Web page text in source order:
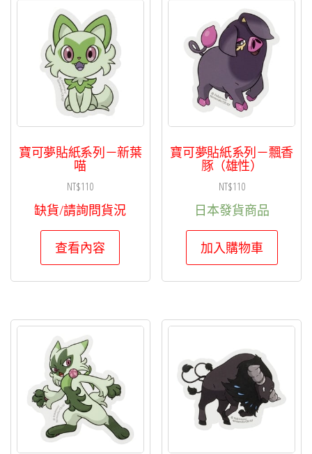
寶可夢貼紙系列－新葉
喵
NT$110
缺貨/請詢問貨況
查看內容
寶可夢貼紙系列－飄香
豚（雄性）
NT$110
日本發貨商品
加入購物車